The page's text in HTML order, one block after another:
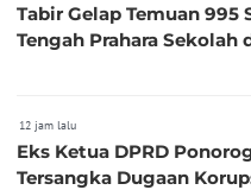
Tabir Gelap Temuan 995
Tengah Prahara Sekolah
12 jam lalu
Eks Ketua DPRD
Tersangka Dugaan